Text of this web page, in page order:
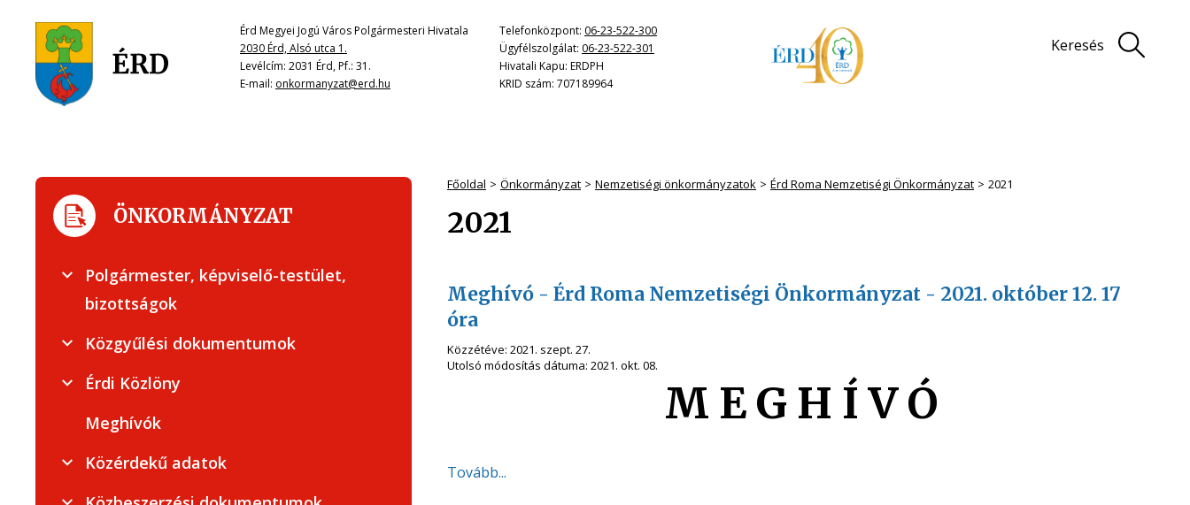
Érd Megyei Jogú Város Polgármesteri Hivatala
2030 Érd, Alsó utca 1.
Levélcím: 2031 Érd, Pf.: 31.
E-mail: onkormanyzat@erd.hu
Telefonközpont: 06-23-522-300
Ügyfélszolgálat: 06-23-522-301
Hivatali Kapu: ERDPH
KRID szám: 707189964
Keresés
Főoldal Önkormányzat Nemzetiségi önkormányzatok Érd Roma Nemzetiségi Önkormányzat 2021
2021
Meghívó - Érd Roma Nemzetiségi Önkormányzat - 2021. október 12. 17
óra
Közzétéve: 2021. szept. 27.
Utolsó módosítás dátuma: 2021. okt. 08.
M E G H Í V Ó
Tovább...
ÖNKORMÁNYZAT
Polgármester, képviselő-testület,
bizottságok
Közgyűlési dokumentumok
Érdi Közlöny
Meghívók
Közérdekű adatok